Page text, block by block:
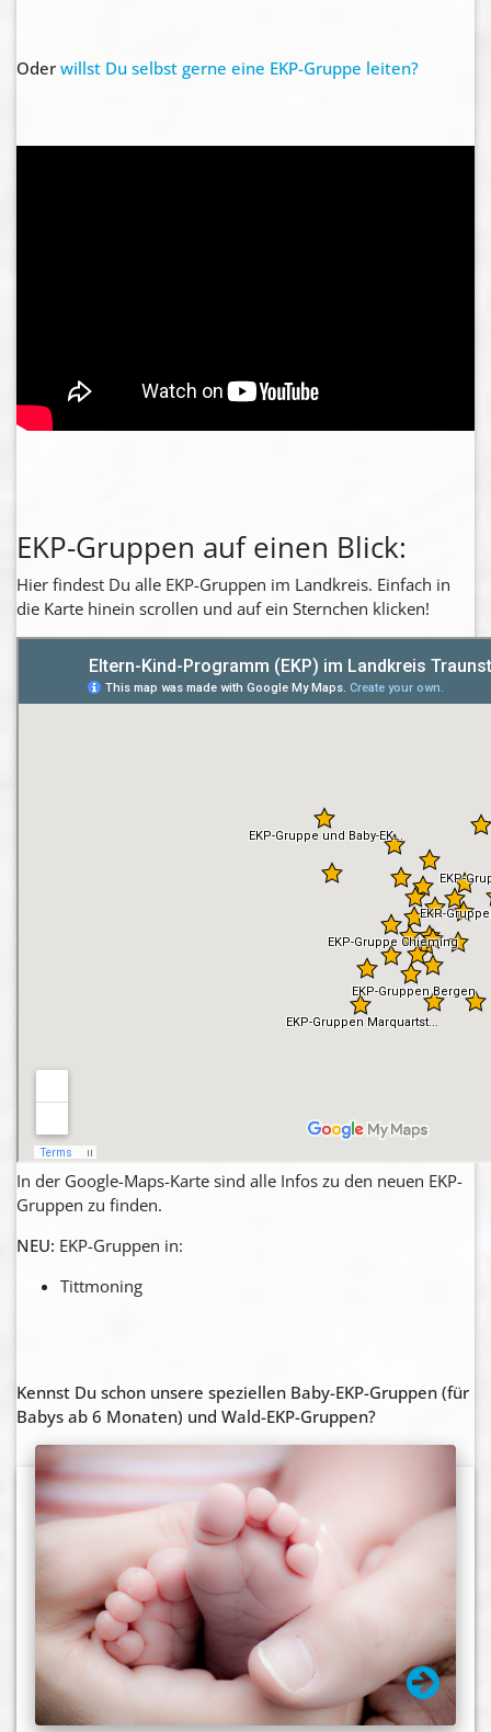
Oder willst Du selbst gerne eine EKP-Gruppe leiten?
EKP-Gruppen auf einen Blick:
Hier findest Du alle EKP-Gruppen im Landkreis. Einfach in
die Karte hinein scrollen und auf ein Sternchen klicken!
In der Google-Maps-Karte sind alle Infos zu den neuen EKP-
Gruppen zu finden.
NEU: EKP-Gruppen in:
Tittmoning
Kennst Du schon unsere speziellen Baby-EKP-Gruppen (für
Babys ab 6 Monaten) und Wald-EKP-Gruppen?